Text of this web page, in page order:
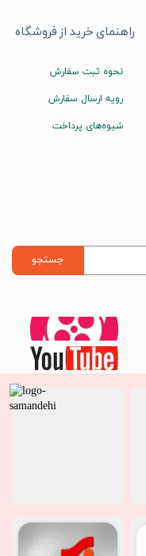
راهنمای خرید از فروشگاه
نحوه ثبت سفارش
رویه ارسال سفارش
شیوه‌های پرداخت
جستجو